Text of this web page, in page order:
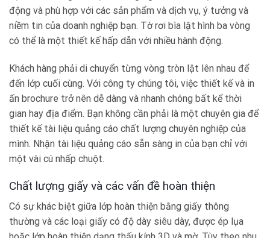
động và phù hợp với các sản phẩm và dịch vụ, ý tưởng và
niềm tin của doanh nghiệp bạn. Tờ rơi bìa lật hình ba vòng
có thể là một thiết kế hấp dẫn với nhiều hành động.
Khách hàng phải di chuyển từng vòng tròn lật lên nhau để
đến lớp cuối cùng. Với công ty chúng tôi, việc thiết kế và in
ấn brochure trở nên dễ dàng và nhanh chóng bất kể thời
gian hay địa điểm. Bạn không cần phải là một chuyên gia để
thiết kế tài liệu quảng cáo chất lượng chuyên nghiệp của
mình. Nhận tài liệu quảng cáo sẵn sàng in của bạn chỉ với
một vài cú nhấp chuột.
Chất lượng giấy và các vấn đề hoàn thiện
Có sự khác biệt giữa lớp hoàn thiện bằng giấy thông
thường và các loại giấy có độ dày siêu dày, được ép lụa